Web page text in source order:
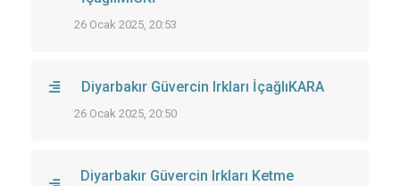
26 Ocak 2025, 20:53
Diyarbakır Güvercin Irkları İçağlıKARA
26 Ocak 2025, 20:50
Diyarbakır Güvercin Irkları Ketme